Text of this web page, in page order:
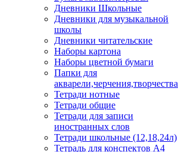
Дневники Школьные
Дневники для музыкальной
школы
Дневники читательские
Наборы картона
Наборы цветной бумаги
Папки для
акварели,черчения,творчества
Тетради нотные
Тетради общие
Тетради для записи
иностранных слов
Тетради школьные (12,18,24л)
Тетрадь для конспектов А4